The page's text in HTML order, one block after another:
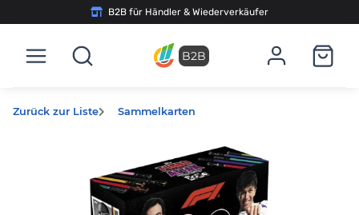
B2B für Händler & Wiederverkäufer
B2B
Zurück zur Liste Sammelkarten